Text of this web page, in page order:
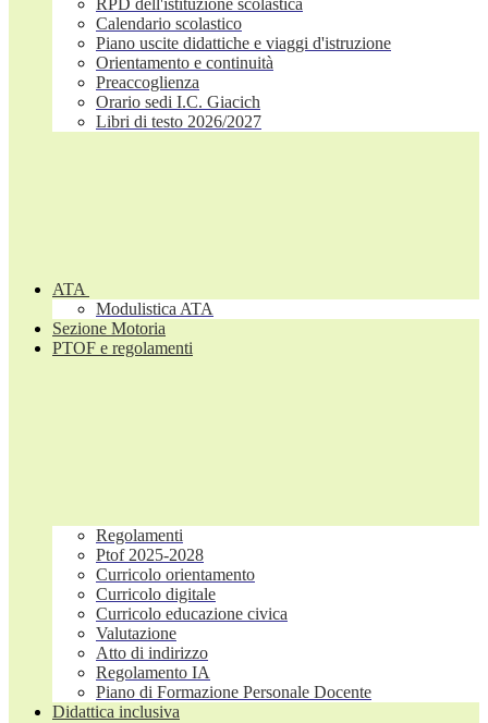
RPD dell'istituzione scolastica
Calendario scolastico
Piano uscite didattiche e viaggi d'istruzione
Orientamento e continuità
Preaccoglienza
Orario sedi I.C. Giacich
Libri di testo 2026/2027
ATA
Modulistica ATA
Sezione Motoria
PTOF e regolamenti
Regolamenti
Ptof 2025-2028
Curricolo orientamento
Curricolo digitale
Curricolo educazione civica
Valutazione
Atto di indirizzo
Regolamento IA
Piano di Formazione Personale Docente
Didattica inclusiva